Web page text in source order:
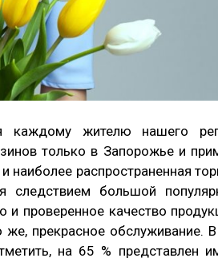
каждому жителю нашего
только в Запорожье и
наиболее распространенная
следствием большой
проверенное качество
прекрасное обслуживание.
на 65 % представлен